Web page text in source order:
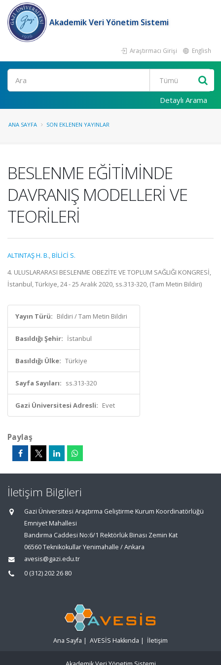
Akademik Veri Yönetim Sistemi
Araştırmacı Girişi English
Ara
Detaylı Arama
ANA SAYFA SON EKLENEN YAYINLAR
BESLENME EĞİTİMİNDE
DAVRANIŞ MODELLERİ VE
TEORİLERİ
ALTINTAŞ H. B.,BİLİCİ S.
4. ULUSLARARASI BESLENME OBEZİTE VE TOPLUM SAĞLIĞI KONGRESİ,
İstanbul, Türkiye, 24 - 25 Aralık 2020, ss.313-320, (Tam Metin Bildiri)
Yayın Türü: Bildiri / Tam Metin Bildiri
Basıldığı Şehir: İstanbul
Basıldığı Ülke: Türkiye
Sayfa Sayıları: ss.313-320
Gazi Üniversitesi Adresli: Evet
Paylaş
İletişim Bilgileri
Gazi Üniversitesi Araştırma Geliştirme Kurum Koordinatörlüğü
Emniyet Mahallesi
Bandırma Caddesi No:6/1 Rektörlük Binası Zemin Kat
06560 Teknikokullar Yenimahalle / Ankara
avesis@gazi.edu.tr
0 (312) 202 26 80
Ana Sayfa | AVESİS Hakkında | İletişim